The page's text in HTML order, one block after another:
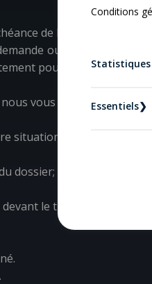
de l’autorité
ou en défense
pour l’enfant et les
vous accompagnons :
situation;
dossier;
le tribunal.
Conditions
Essentiels❯